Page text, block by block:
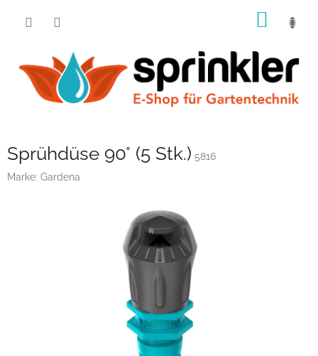
Sprühdüse 90° (5 Stk.) 5816
Marke: Gardena